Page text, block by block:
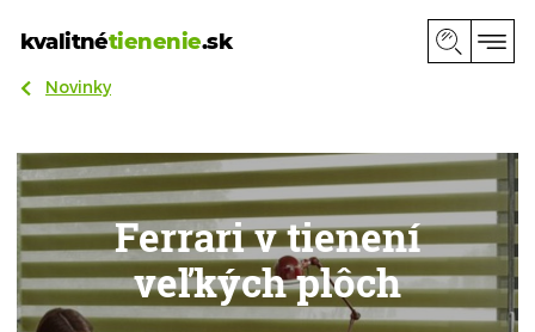
kvalitnétienenie.sk
Novinky
Ferrari v tienení
veľkých plôch